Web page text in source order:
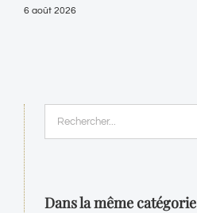
6 août 2026
Dans la même catégorie